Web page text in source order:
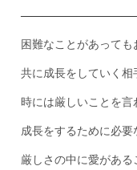
困難なことがあって
共に成長をしていく相
時には厳しいことを言
成長をするために必要
厳しさの中に愛がある